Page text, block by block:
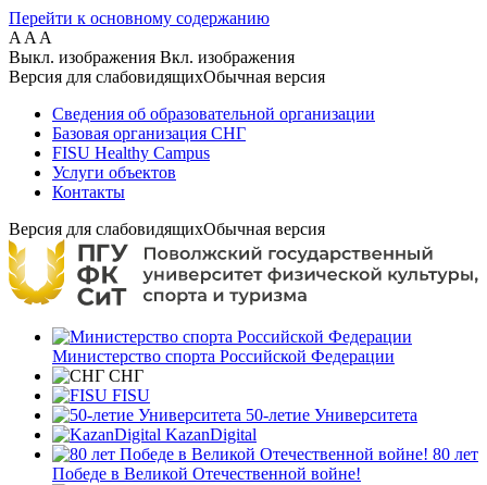
Перейти к основному содержанию
A A A
Выкл. изображения Вкл. изображения
Версия для слабовидящихОбычная версия
Сведения об образовательной организации
Базовая организация СНГ
FISU Healthy Campus
Услуги объектов
Контакты
Версия для слабовидящихОбычная версия
Министерство спорта Российской Федерации
СНГ
FISU
50-летие Университета
KazanDigital
80 лет
Победе в Великой Отечественной войне!